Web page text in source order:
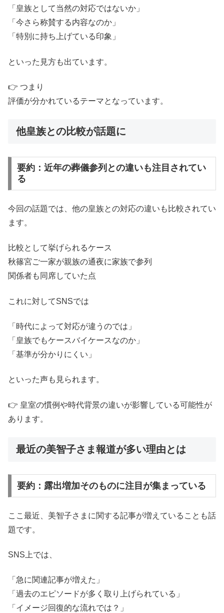
「皇族として当然の対応ではないか」
「今さら称賛する内容なのか」
「特別に持ち上げている印象」
といった見方も出ています。
👉 つまり
評価が分かれているテーマとなっています。
他皇族との比較が話題に
要約：近年の葬儀参列との違いも注目されてい
る
今回の話題では、他の皇族との対応の違いも比較されてい
ます。
比較として挙げられるケース
秋篠宮ご一家が親族の通夜に家族で参列
関係者も同席していた点
これに対してSNSでは
「時代によって対応が違うのでは」
「皇族でもケースバイケースなのか」
「基準が分かりにくい」
といった声も見られます。
👉 皇室の慣例や時代背景の違いが影響している可能性が
あります。
最近の美智子さま報道が多い理由とは
要約：露出増加そのものに注目が集まっている
ここ最近、美智子さまに関する記事が増えていることも話
題です。
SNS上では、
「急に関連記事が増えた」
「過去のエピソードが多く取り上げられている」
「イメージ回復的な流れでは？」